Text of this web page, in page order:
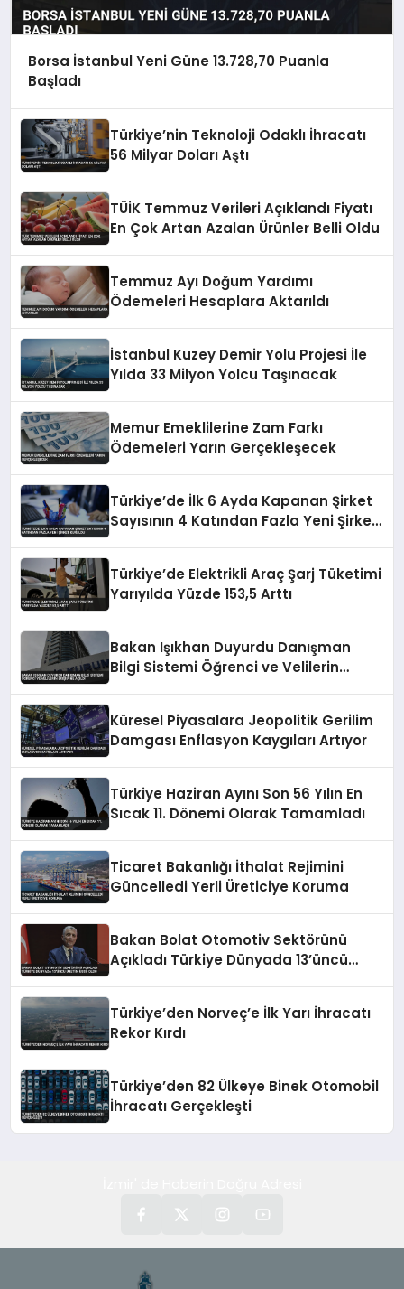
Borsa İstanbul Yeni Güne 13.728,70 Puanla
Başladı
Türkiye’nin Teknoloji Odaklı İhracatı
56 Milyar Doları Aştı
TÜİK Temmuz Verileri Açıklandı Fiyatı
En Çok Artan Azalan Ürünler Belli Oldu
Temmuz Ayı Doğum Yardımı
Ödemeleri Hesaplara Aktarıldı
İstanbul Kuzey Demir Yolu Projesi İle
Yılda 33 Milyon Yolcu Taşınacak
Memur Emeklilerine Zam Farkı
Ödemeleri Yarın Gerçekleşecek
Türkiye’de İlk 6 Ayda Kapanan Şirket
Sayısının 4 Katından Fazla Yeni Şirket
Türkiye’de Elektrikli Araç Şarj Tüketimi
Yarıyılda Yüzde 153,5 Arttı
Bakan Işıkhan Duyurdu Danışman
Bilgi Sistemi Öğrenci ve Velilerin
Küresel Piyasalara Jeopolitik Gerilim
Damgası Enflasyon Kaygıları Artıyor
Türkiye Haziran Ayını Son 56 Yılın En
Sıcak 11. Dönemi Olarak Tamamladı
Ticaret Bakanlığı İthalat Rejimini
Güncelledi Yerli Üreticiye Koruma
Bakan Bolat Otomotiv Sektörünü
Açıkladı Türkiye Dünyada 13’üncü
Türkiye’den Norveç’e İlk Yarı İhracatı
Rekor Kırdı
Türkiye’den 82 Ülkeye Binek Otomobil
İhracatı Gerçekleşti